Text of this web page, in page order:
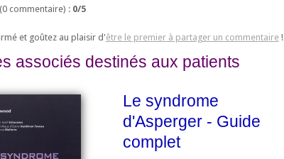
0commentaire) : 0/5
et goûtez au plaisir d'être le premier à partager un commentaire!
associés destinés aux patients
Le syndrome
d'Asperger - Guide
complet